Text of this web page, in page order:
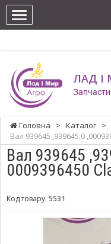
ЛАД І
Головна > Каталог >
Вал 939645 ,939645.0
Вал 939645
0009396450
Код товару: 5531